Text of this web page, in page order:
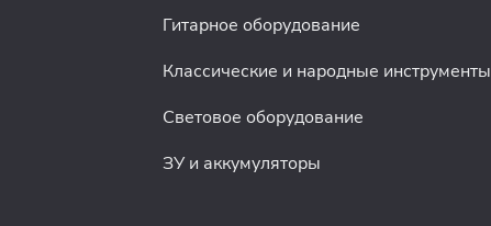
Гитарное оборудование
Классические и народные инструменты
Световое оборудование
ЗУ и аккумуляторы